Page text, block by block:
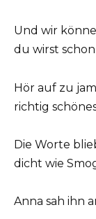
Und wir
du wirst
Hör auf zu
richtig
Die Worte
dicht wie
Anna sah ihn